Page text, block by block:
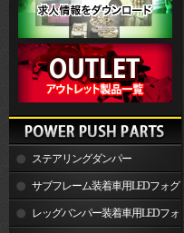
ステアリングダンパー
サブフレーム装着車用LEDフォグ
ランプレッグバンパー装着車用LEDフォ